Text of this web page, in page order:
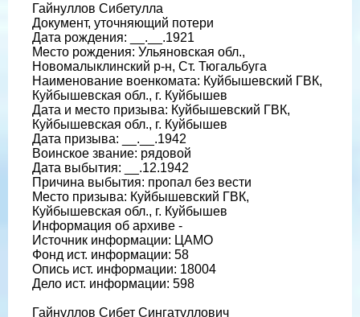
Гайнуллов Сибетулла
Документ, уточняющий потери
Дата рождения: __.__.1921
Место рождения: Ульяновская обл.,
Новомалыклинский р-н, Ст. Тюгальбуга
Наименование военкомата: Куйбышевский ГВК,
Куйбышевская обл., г. Куйбышев
Дата и место призыва: Куйбышевский ГВК,
Куйбышевская обл., г. Куйбышев
Дата призыва: __.__.1942
Воинское звание: рядовой
Дата выбытия: __.12.1942
Причина выбытия: пропал без вести
Место призыва: Куйбышевский ГВК,
Куйбышевская обл., г. Куйбышев
Информация об архиве -
Источник информации: ЦАМО
Фонд ист. информации: 58
Опись ист. информации: 18004
Дело ист. информации: 598
Гайнуллов Сибет Сингатуллович